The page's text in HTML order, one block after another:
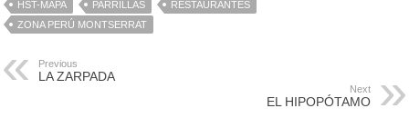
HST-MAPA
PARRILLAS
RESTAURANTES
ZONA PERÚ MONTSERRAT
Previous
LA ZARPADA
Next
EL HIPOPÓTAMO